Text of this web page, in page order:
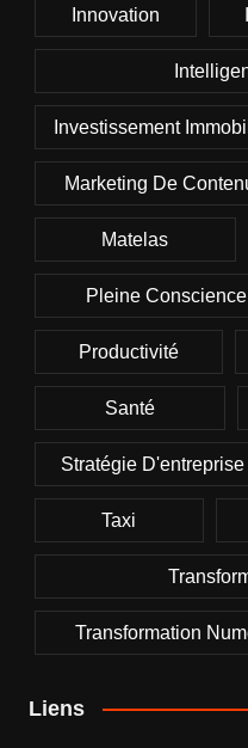
Innovation
Investissement
Marketing De
Matelas
Pleine Conscience
Productivité
Santé
Stratégie D'entreprise
Taxi
Transformation
Liens